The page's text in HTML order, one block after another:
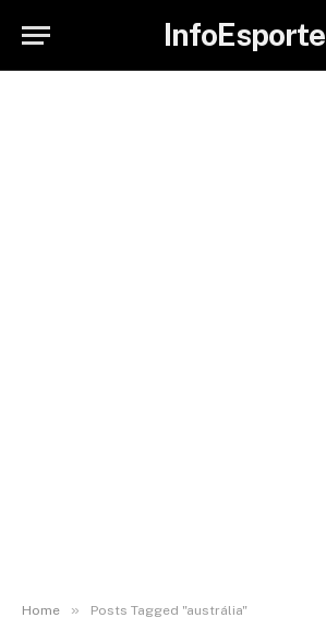
InfoEsporte
Home » Posts Tagged "austrália"